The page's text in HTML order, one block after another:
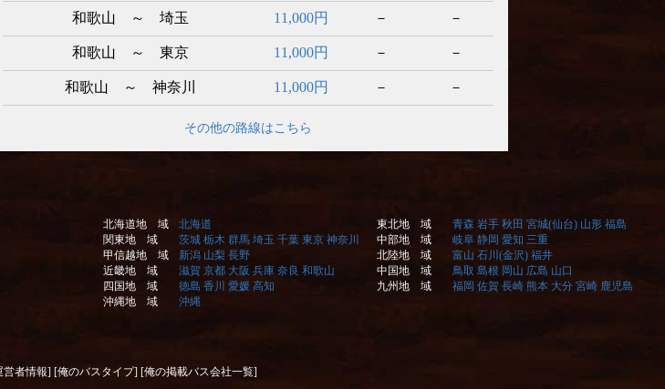
和歌山 ～ 埼玉 11,000円 － －
和歌山 ～ 東京 11,000円 － －
和歌山 ～ 神奈川 11,000円 － －
その他の路線はこちら
北海道地 域 北海道 東北地 域 青森 岩手 秋田 宮城(仙台) 山形 福島
関東地 域
茨城 栃木 群馬 埼玉 千葉 東京 神奈川 中部地 域 岐阜 静岡 愛知 三重
甲信越地 域
新潟 山梨 長野 北陸地 域 富山 石川(金沢) 福井
近畿地 域
滋賀 京都 大阪 兵庫 奈良 和歌山 中国地 域 鳥取 島根 岡山 広島 山口
四国地 域
徳島 香川 愛媛 高知 九州地 域 福岡 佐賀 長崎 熊本 大分 宮崎 鹿児島
沖縄地 域
沖縄
営者情報] [俺のバスタイプ] [俺の掲載バス会社一覧]